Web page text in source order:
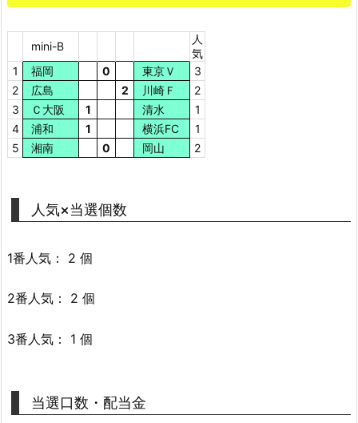
mini-B
人
気
1
福岡 0 東京Ｖ
3
2
広島 2 川崎Ｆ
2
3
Ｃ大阪 1 清水
1
4
浦和 1 横浜FC
1
5
湘南 0 岡山 2
人気×当選個数
1番人気： 2 個
2番人気： 2 個
3番人気： 1 個
当選口数・配当金